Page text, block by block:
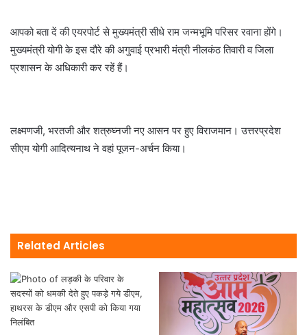
आपको बता दें की एयरपोर्ट से मुख्यमंत्री सीधे राम जन्मभूमि परिसर रवाना होंगे।
मुख्यमंत्री योगी के इस दौरे की अगुवाई प्रभारी मंत्री नीलकंठ तिवारी व जिला
प्रशासन के अधिकारी कर रहें हैं।
लक्ष्मणजी, भरतजी और शत्रुघ्नजी नए आसन पर हुए विराजमान। उत्तरप्रदेश
सीएम योगी आदित्यनाथ ने वहां पूजन-अर्चन किया।
Related Articles